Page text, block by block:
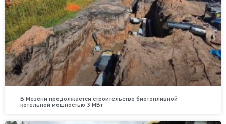
В Мезени продолжается строительство биотопливной
котельной мощностью 3 МВт